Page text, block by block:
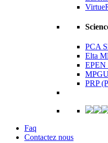
PCA
Elta
EPEN
PRP
Faq
Contactez nous